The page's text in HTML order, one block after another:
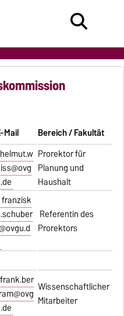
Mail Bereich / Fakultät
helmut.w Prorektor für
Planung und
Haushalt
franzisk
Referentin des
Prorektors
frank.ber Wissenschaftlicher
Mitarbeiter